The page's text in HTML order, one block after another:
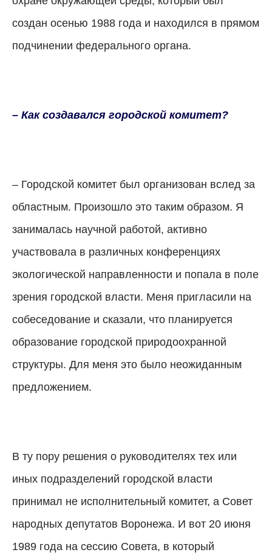
создан осенью 1988 года и находился в прямом
подчинении федерального органа.
– Как создавался городской комитет?
– Городской комитет был организован вслед за
областным. Произошло это таким образом. Я
занималась научной работой, активно
участвовала в различных конференциях
экологической направленности и попала в поле
зрения городской власти. Меня пригласили на
собеседование и сказали, что планируется
образование городской природоохранной
структуры. Для меня это было неожиданным
предложением.
В ту пору решения о руководителях тех или
иных подразделений городской власти
принимал не исполнительный комитет, а Совет
народных депутатов Воронежа. И вот 20 июня
1989 года на сессию Совета, в который